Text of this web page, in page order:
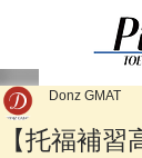
【托福補
Donz GMAT